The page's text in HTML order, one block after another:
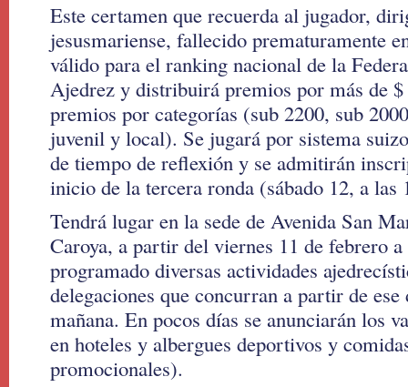
Este certamen que recuerda al jugador,
jesusmariense, fallecido prematuramente
válido para el ranking nacional de la
Ajedrez y distribuirá premios por más de
premios por categorías (sub 2200, sub
juvenil y local). Se jugará por sistema
de tiempo de reflexión y se admitirán
inicio de la tercera ronda (sábado 12, a las
Tendrá lugar en la sede de Avenida San
Caroya, a partir del viernes 11 de febrero a
programado diversas actividades
delegaciones que concurran a partir de
mañana. En pocos días se anunciarán los
en hoteles y albergues deportivos y
promocionales).